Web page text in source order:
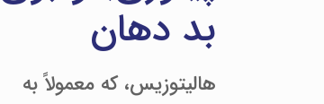
بد دهان
هالیتوزیس، که معمولاً به